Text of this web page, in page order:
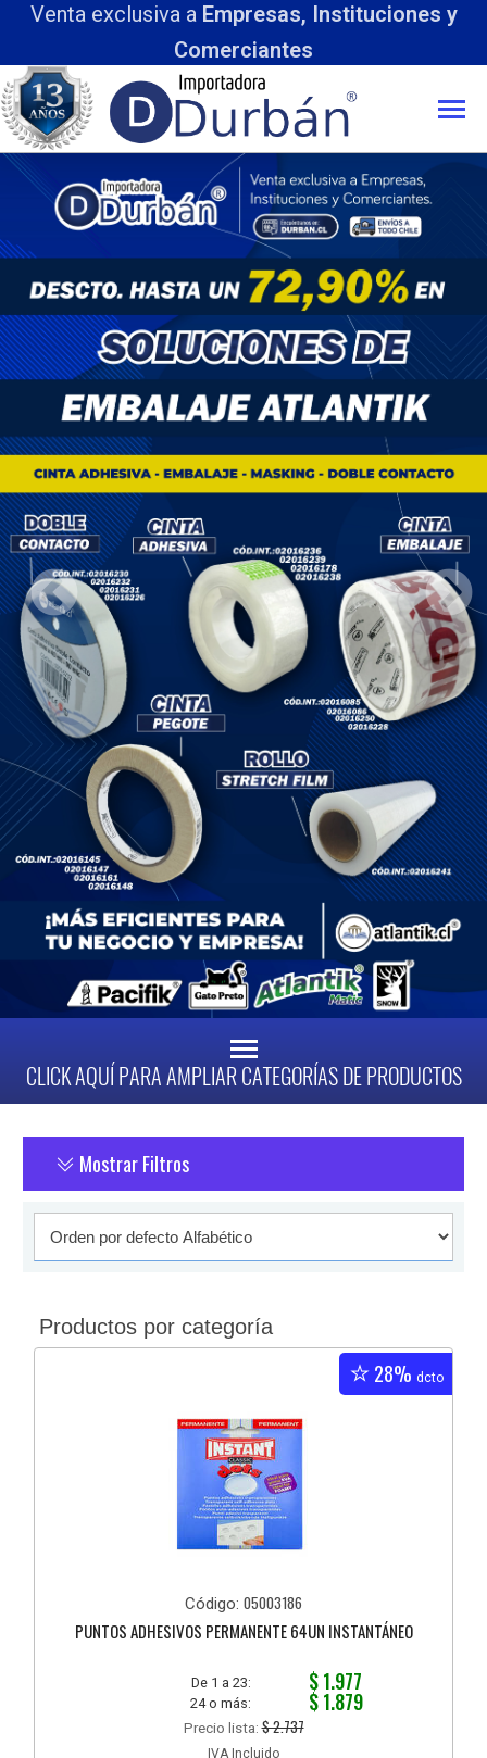
Venta exclusiva a Empresas, Instituciones y
Comerciantes
CLICK AQUÍ PARA AMPLIAR CATEGORÍAS DE PRODUCTOS
Mostrar Filtros
Productos por categoría
28% dcto
Código: 05003186
PUNTOS ADHESIVOS PERMANENTE 64UN INSTANTÁNEO
De 1 a 23: $ 1.977
24 o más: $ 1.879
Precio lista:$ 2.737
IVA Incluido